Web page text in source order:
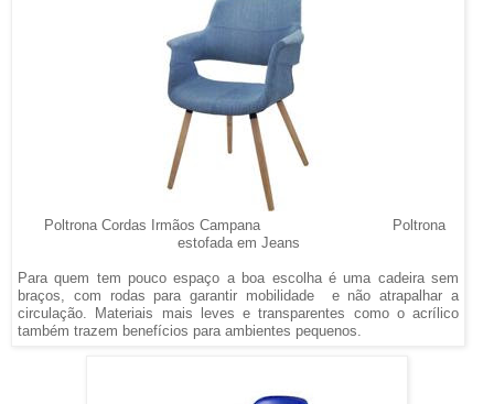
Poltrona Cordas Irmãos Campana Poltrona
estofada em Jeans
Para quem tem pouco espaço a boa escolha é uma cadeira sem
braços, com rodas para garantir mobilidade e não atrapalhar a
circulação. Materiais mais leves e transparentes como o acrílico
também trazem benefícios para ambientes pequenos.